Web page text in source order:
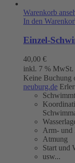
Warenkorb
In den
Einzel-
40,00 €
inkl. 7 % MwSt.
Keine Buchung
neuburg.de
Arm- und
Atmung
Start und
usw...